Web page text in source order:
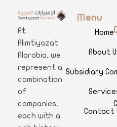
A
limtiyazat Alarabia
At
Alimtiyazat
Alarabia, we
represent a
combination
of
companies,
each with a
Menu
Home
About
Subsidiary
Contact